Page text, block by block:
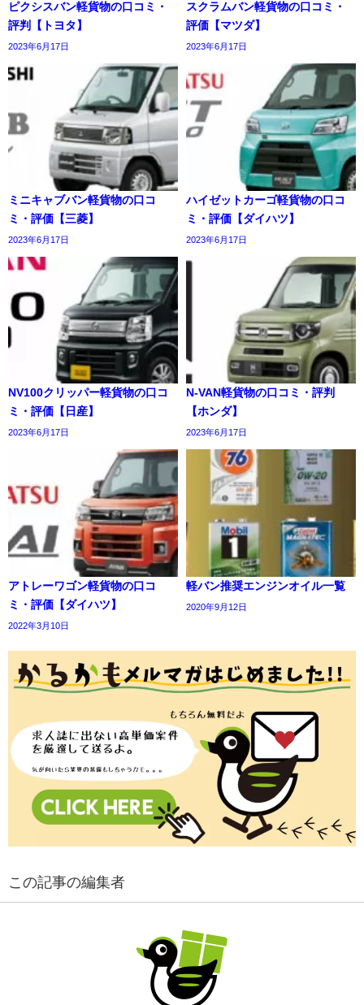
ピクシスバン軽貨物の口コミ・
評判【トヨタ】
2023年6月17日
スクラムバン軽貨物の口コミ・
評価【マツダ】
2023年6月17日
ミニキャブバン軽貨物の口コ
ミ・評価【三菱】
2023年6月17日
ハイゼットカーゴ軽貨物の口コ
ミ・評価【ダイハツ】
2023年6月17日
NV100クリッパー軽貨物の口コ
ミ・評価【日産】
2023年6月17日
N-VAN軽貨物の口コミ・評判
【ホンダ】
2023年6月17日
アトレーワゴン軽貨物の口コ
ミ・評価【ダイハツ】
2022年3月10日
軽バン推奨エンジンオイル一覧
2020年9月12日
この記事の編集者